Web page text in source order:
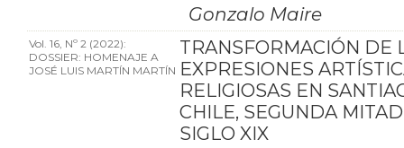
Gonzalo Maire
Vol. 16, Nº 2 (2022):
DOSSIER: HOMENAJE A
JOSÉ LUIS MARTÍN MARTÍN
TRANSFORMACIÓN DE
EXPRESIONES
RELIGIOSAS EN
CHILE, SEGUNDA
SIGLO XIX